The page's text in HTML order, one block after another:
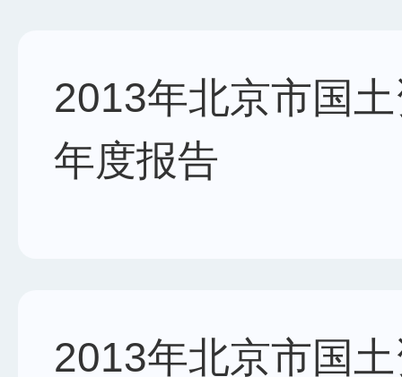
2013年北京市国
年度报告
2013年北京市国